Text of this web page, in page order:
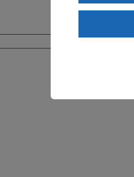
Wenn du
ein, dass
einem nach
Risiko eines